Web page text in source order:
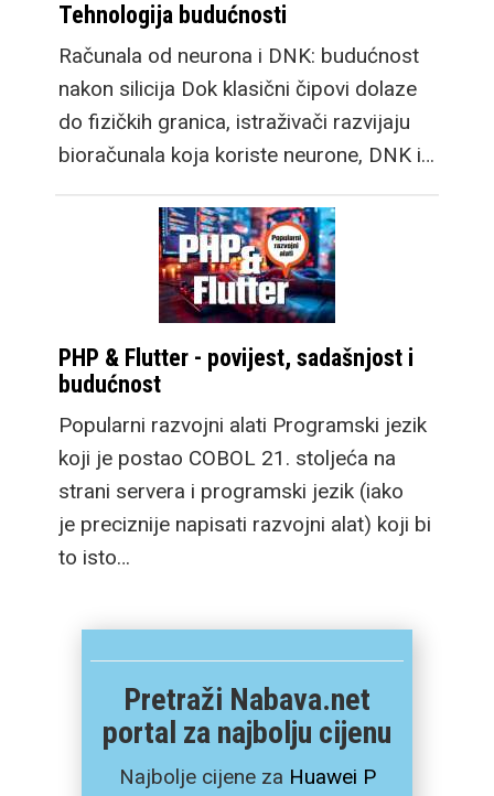
Tehnologija budućnosti
Računala od neurona i DNK: budućnost
nakon silicija Dok klasični čipovi dolaze
do fizičkih granica, istraživači razvijaju
bioračunala koja koriste neurone, DNK i…
PHP & Flutter - povijest, sadašnjost i
budućnost
Popularni razvojni alati Programski jezik
koji je postao COBOL 21. stoljeća na
strani servera i programski jezik (iako
je preciznije napisati razvojni alat) koji bi
to isto…
Pretraži Nabava.net
portal za najbolju cijenu
Najbolje cijene za Huawei P